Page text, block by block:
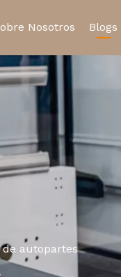
Nosotros
y Honor
Blogs
autopartes